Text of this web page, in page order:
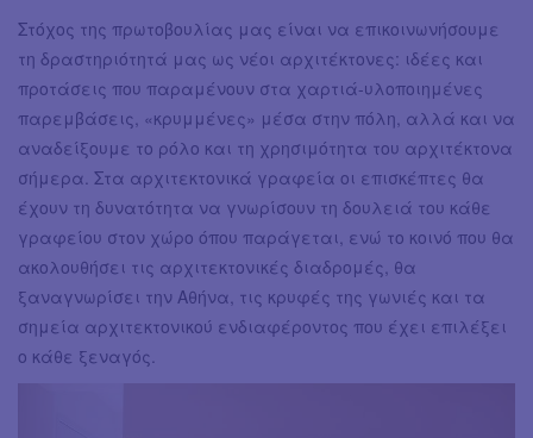
Στόχος της πρωτοβουλίας μας είναι να επικοινωνήσουμε
τη δραστηριότητά μας ως νέοι αρχιτέκτονες: ιδέες και
προτάσεις που παραμένουν στα χαρτιά-υλοποιημένες
παρεμβάσεις, «κρυμμένες» μέσα στην πόλη, αλλά και να
αναδείξουμε το ρόλο και τη χρησιμότητα του αρχιτέκτονα
σήμερα. Στα αρχιτεκτονικά γραφεία οι επισκέπτες θα
έχουν τη δυνατότητα να γνωρίσουν τη δουλειά του κάθε
γραφείου στον χώρο όπου παράγεται, ενώ το κοινό που θα
ακολουθήσει τις αρχιτεκτονικές διαδρομές, θα
ξαναγνωρίσει την Αθήνα, τις κρυφές της γωνιές και τα
σημεία αρχιτεκτονικού ενδιαφέροντος που έχει επιλέξει
ο κάθε ξεναγός.